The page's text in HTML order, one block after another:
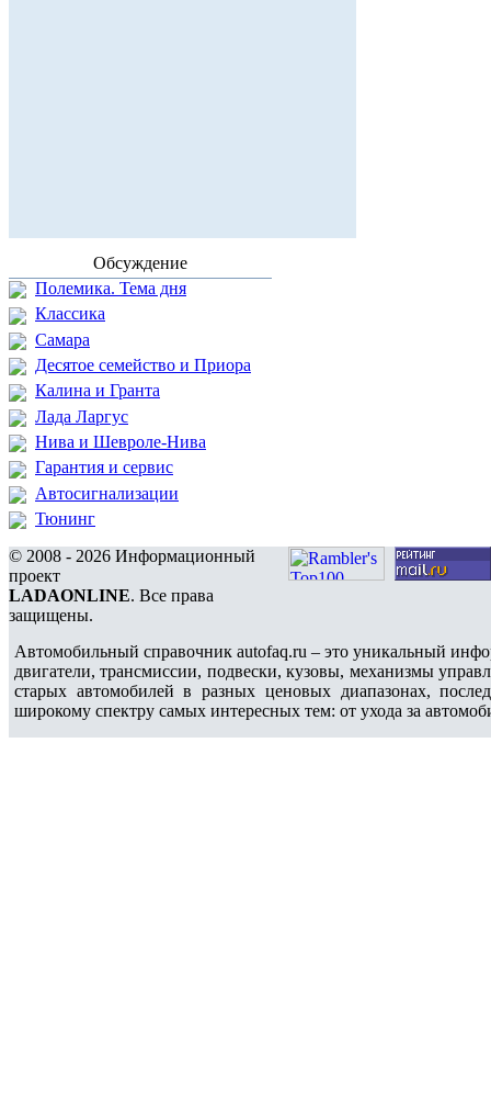
Обсуждение
Полемика. Тема дня
Классика
Самара
Десятое семейство и Приора
Калина и Гранта
Лада Ларгус
Нива и Шевроле-Нива
Гарантия и сервис
Автосигнализации
Тюнинг
© 2008 - 2026 Информационный
проект
LADAONLINE. Все права
защищены.
Автомобильный справочник autofaq.ru – это уникальный
двигатели, трансмиссии, подвески, кузовы, механизмы
старых автомобилей в разных ценовых диапазонах,
широкому спектру самых интересных тем: от ухода за